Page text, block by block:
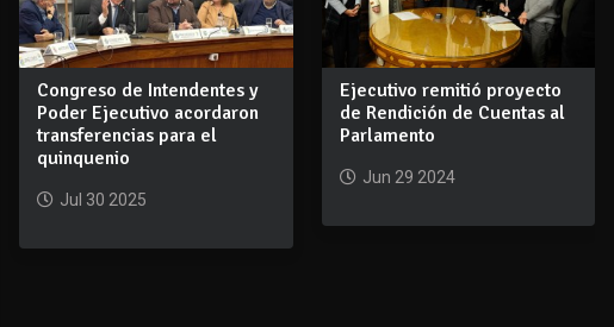
Congreso de Intendentes y
Poder Ejecutivo acordaron
transferencias para el
quinquenio
Jul 30 2025
Ejecutivo remitió proyecto
de Rendición de Cuentas al
Parlamento
Jun 29 2024